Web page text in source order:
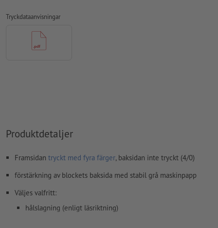
Innehåll från
Hur skapar jag utskriftsdata korrekt?
Tryckdataanvisningar
Produktdetaljer
Framsidan tryckt med fyra färger, baksidan inte tryckt (4/0)
förstärkning av blockets baksida med stabil grå maskinpapp
Väljes valfritt:
hålslagning (enligt läsriktning)